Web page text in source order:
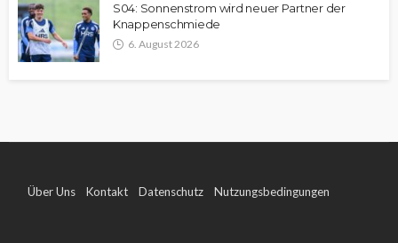
S04: Sonnenstrom wird neuer Partner der
Knappenschmiede
6. August 2026
Über Uns Kontakt Datenschutz Nutzungsbedingungen